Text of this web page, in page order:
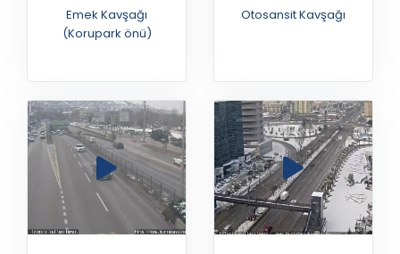
Emek Kavşağı
(Korupark önü)
Otosansit Kavşağı